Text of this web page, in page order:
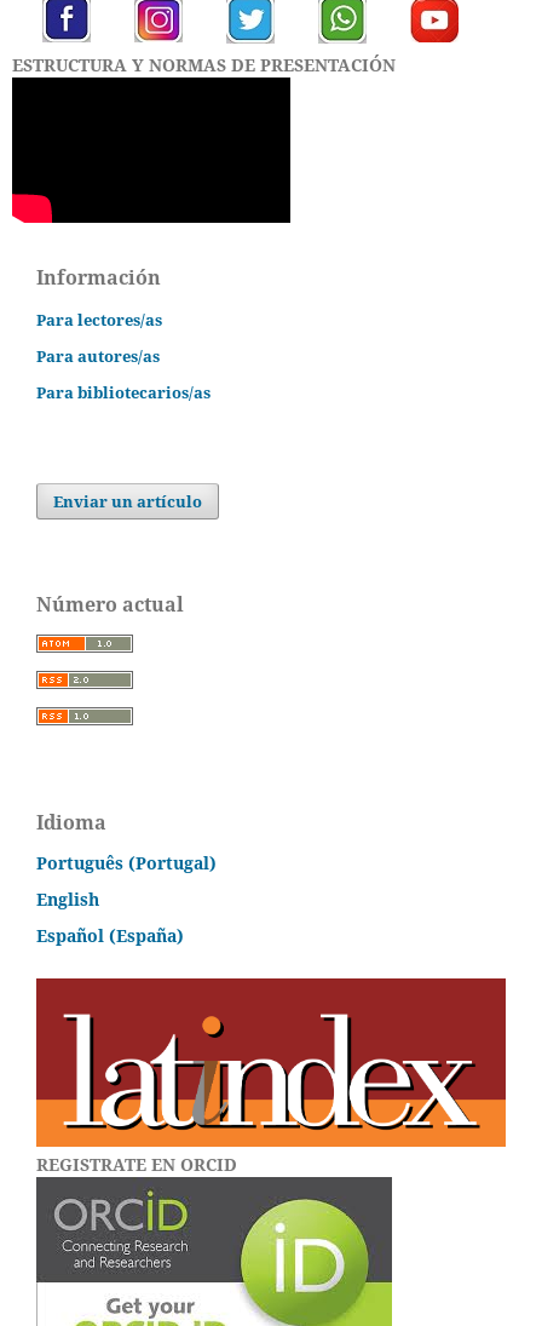
ESTRUCTURA Y NORMAS DE PRESENTACIÓN
Información
Para lectores/as
Para autores/as
Para bibliotecarios/as
Enviar un artículo
Número actual
Idioma
Português (Portugal)
English
Español (España)
REGISTRATE EN ORCID